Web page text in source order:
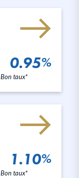
0.95%
Bon taux*
1.10%
Bon taux*